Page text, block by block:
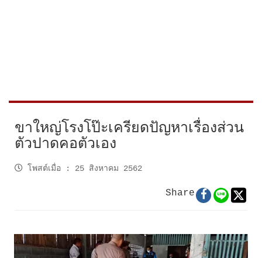
ขาใหญ่โรงโป๊ะเครียดปัญหาเรื่องส่วน
ตัวปาดคอตัวเอง
โพสต์เมื่อ : 25 สิงหาคม 2562
Share